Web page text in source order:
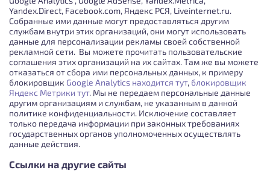
Yandex.Direct, Facebook.com, Яндекс РСЯ, Liveinternet.ru.
Собранные ими данные могут предоставляться другим
службам внутри этих организаций, они могут использовать
данные для персонализации рекламы своей собственной
рекламной сети. Вы можете прочитать пользовательские
соглашения этих организаций на их сайтах. Там же вы можете
отказаться от сбора ими персональных данных, к примеру
блокировщик Google Analytics находится тут, блокировщик
Яндекс Метрики тут. Мы не передаем персональные данные
другим организациям и службам, не указанным в данной
политике конфиденциальности. Исключение составляет
только передача информации при законных требованиях
государственных органов уполномоченных осуществлять
данные действия.
Ссылки на другие сайты